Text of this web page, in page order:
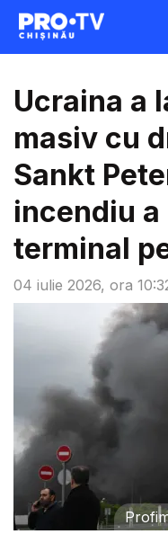
04 iulie 2026, ora
Ucraina a
masiv cu
Sankt
incendiu
terminal